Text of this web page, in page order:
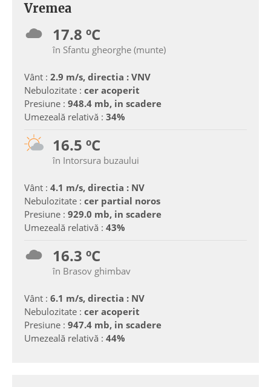
Vremea
17.8 ºC
în Sfantu gheorghe (munte)
Vânt : 2.9 m/s, directia : VNV
Nebulozitate : cer acoperit
Presiune : 948.4 mb, in scadere
Umezeală relativă : 34%
16.5 ºC
în Intorsura buzaului
Vânt : 4.1 m/s, directia : NV
Nebulozitate : cer partial noros
Presiune : 929.0 mb, in scadere
Umezeală relativă : 43%
16.3 ºC
în Brasov ghimbav
Vânt : 6.1 m/s, directia : NV
Nebulozitate : cer acoperit
Presiune : 947.4 mb, in scadere
Umezeală relativă : 44%